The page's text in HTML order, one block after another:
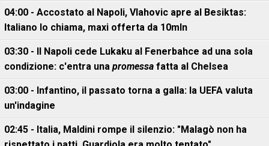
04:00 - Accostato al Napoli, Vlahovic apre al Besiktas:
Italiano lo chiama, maxi offerta da 10mln
03:30 - Il Napoli cede Lukaku al Fenerbahce ad una sola
condizione: c'entra una promessa fatta al Chelsea
03:00 - Infantino, il passato torna a galla: la UEFA valuta
un'indagine
02:45 - Italia, Maldini rompe il silenzio: "Malagò non ha